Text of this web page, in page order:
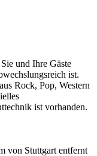
und Ihre Gäste
ist.
Rock, Pop, Western
ist vorhanden.
von Stuttgart entfernt